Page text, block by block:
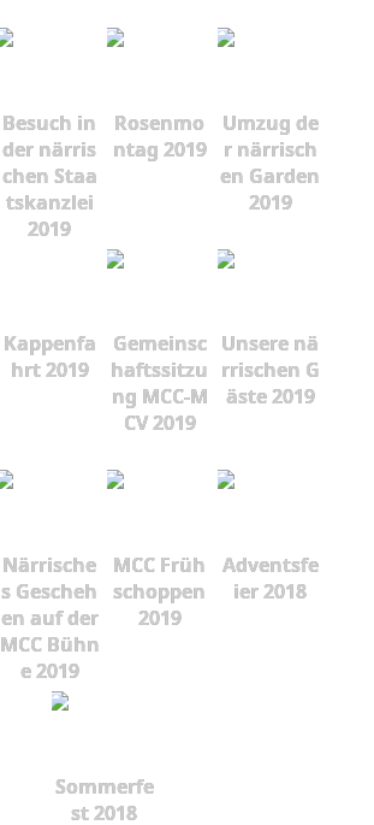
Besuch in
der närris
chen Staa
tskanzlei
2019
Rosenmo
ntag 2019
Umzug de
r närrisch
en Garden
2019
Kappenfa
hrt 2019
Gemeinsc
haftssitzu
ng MCC-M
CV 2019
Unsere nä
rrischen G
äste 2019
Närrische
s Gescheh
en auf der
MCC Bühn
e 2019
MCC Früh
schoppen
2019
Adventsfe
ier 2018
Sommerfe
st 2018